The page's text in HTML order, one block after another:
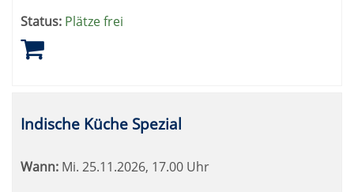
Status: Plätze frei
Indische Küche Spezial
Wann: Mi. 25.11.2026, 17.00 Uhr